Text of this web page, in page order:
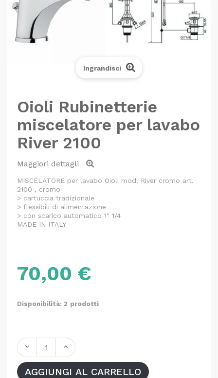
Ingrandisci
Oioli Rubinetterie
miscelatore per lavabo
River 2100
Maggiori dettagli
MISCELATORE per lavabo Oioli mod. River cromo art.
2100 , cromo
> cartuccia tradizionale
> flessibili di alimentazione
> con scarico automatico 1" 1/4
MADE IN ITALY
70,00 €
Disponibilità: 2 prodotti
AGGIUNGI AL CARRELLO